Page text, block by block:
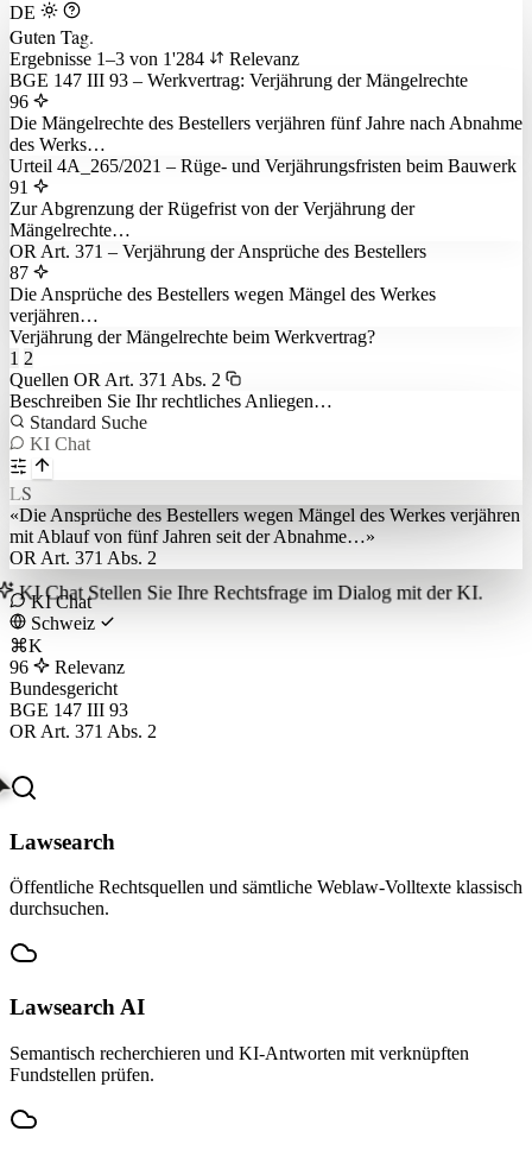
DE
Guten Tag.
Ergebnisse 1–3 von 1'284
Relevanz
BGE 147 III 93 – Werkvertrag: Verjährung der Mängelrechte
96
Die Mängelrechte des Bestellers verjähren fünf Jahre nach Abnahme
des Werks…
Urteil 4A_265/2021 – Rüge- und Verjährungsfristen beim Bauwerk
91
Zur Abgrenzung der Rügefrist von der Verjährung der
Mängelrechte…
OR Art. 371 – Verjährung der Ansprüche des Bestellers
87
Die Ansprüche des Bestellers wegen Mängel des Werkes
verjähren…
Verjährung der Mängelrechte beim Werkvertrag?
1 2
Quellen OR Art. 371 Abs. 2
Beschreiben Sie Ihr rechtliches Anliegen…
Standard Suche
KI Chat
LS
«Die Ansprüche des Bestellers wegen Mängel des Werkes verjähren
mit Ablauf von fünf Jahren seit der Abnahme…»
OR Art. 371 Abs. 2
KI Chat Stellen Sie Ihre Rechtsfrage im Dialog mit der KI.
KI Chat
Schweiz
⌘K
96
Relevanz
Bundesgericht
BGE 147 III 93
OR Art. 371 Abs. 2
Lawsearch
Öffentliche Rechtsquellen und sämtliche Weblaw-Volltexte klassisch
durchsuchen.
Lawsearch AI
Semantisch recherchieren und KI-Antworten mit verknüpften
Fundstellen prüfen.